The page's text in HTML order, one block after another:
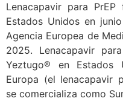
Lenacapavir para
Estados Unidos en
Agencia Europea de
2025. Lenacapavir
Yeztugo® en
Europa (el lenacapavir
se comercializa como